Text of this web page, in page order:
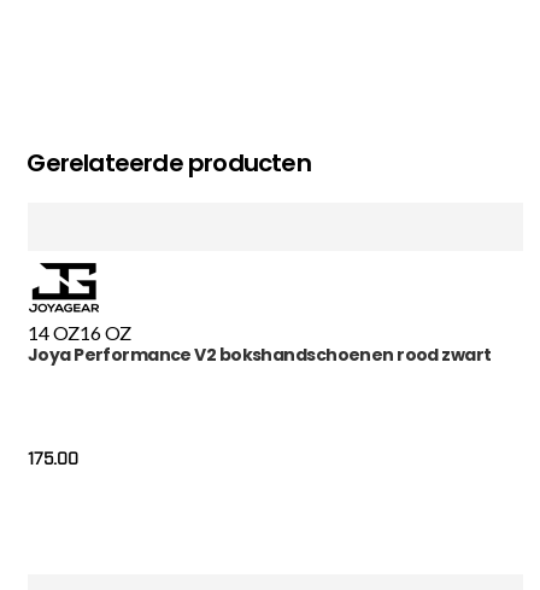
Gerelateerde producten
14 OZ16 OZ
Joya Performance V2 bokshandschoenen rood zwart
175.00